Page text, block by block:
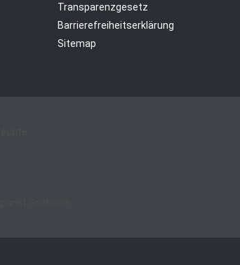
Transparenzgesetz
Barrierefreiheitserklärung
Sitemap